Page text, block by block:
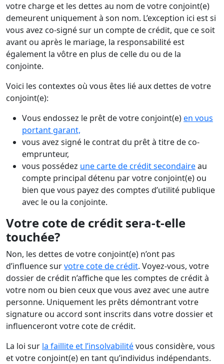
votre charge et les dettes au nom de votre conjoint(e)
demeurent uniquement à son nom. L’exception ici est si
vous avez co-signé sur un compte de crédit, que ce soit
avant ou après le mariage, la responsabilité est
également la vôtre en plus de celle du ou de la
conjointe.
Voici les contextes où vous êtes lié aux dettes de votre
conjoint(e):
Vous endossez le prêt de votre conjoint(e)en vous
portant garant,
vous avez signé le contrat du prêt à titre de co-
emprunteur,
vous possédez une carte de crédit secondaireau
compte principal détenu par votre conjoint(e) ou
bien que vous payez des comptes d’utilité publique
avec le ou la conjointe.
Votre cote de crédit sera-t-elle
touchée?
Non, les dettes de votre conjoint(e) n’ont pas
d’influence survotre cote de crédit. Voyez-vous, votre
dossier de crédit n’affiche que les comptes de crédit à
votre nom ou bien ceux que vous avez avec une autre
personne. Uniquement les prêts démontrant votre
signature ou accord sont inscrits dans votre dossier et
influenceront votre cote de crédit.
La loi sur la faillite et l’insolvabilitévous considère, vous
et votre conjoint(e) en tant qu’individus indépendants.